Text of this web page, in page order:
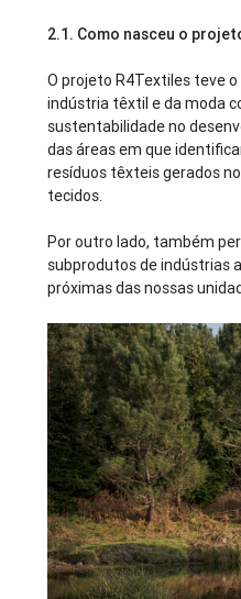
2.1. Como nasceu o
O projeto R4Textiles teve
indústria têxtil e da moda
sustentabilidade no
das áreas em que
resíduos têxteis gerados
tecidos.
Por outro lado, também
subprodutos de indústrias
próximas das nossas